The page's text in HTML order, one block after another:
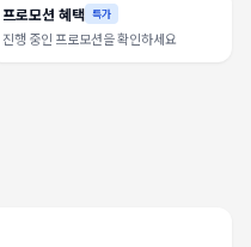
프로모션 혜택 특가
진행 중인 프로모션을 확인하세요